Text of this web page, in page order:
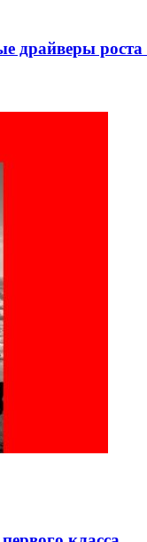
драйверы роста